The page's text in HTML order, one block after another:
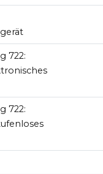
722:
722: